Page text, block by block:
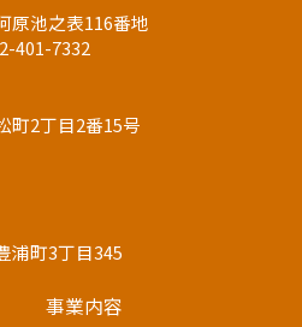
原池之表116番地
401-7332
町2丁目2番15号
浦町3丁目345
事業内容